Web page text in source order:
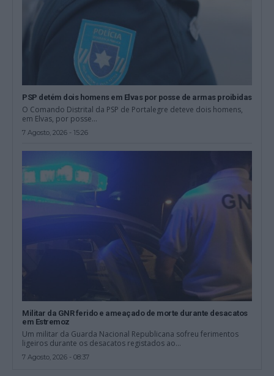
PSP detém dois homens em Elvas por posse de armas proibidas
O Comando Distrital da PSP de Portalegre deteve dois homens,
em Elvas, por posse...
7 Agosto, 2026 - 15:26
Militar da GNR ferido e ameaçado de morte durante desacatos
em Estremoz
Um militar da Guarda Nacional Republicana sofreu ferimentos
ligeiros durante os desacatos registados ao...
7 Agosto, 2026 - 08:37